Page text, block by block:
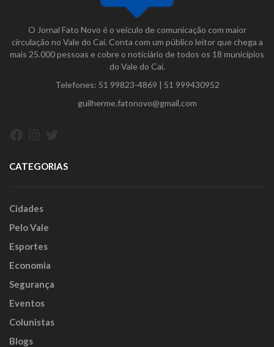
O Jornal Fato Novo é o veículo de comunicação com maior
circulação no Vale do Caí. Conta com um público leitor que chega a
mais 25.000 pessoas e cobre o noticiário de todos os 18 municípios
do Vale do Caí.
Telefones: 51 99823-4869 | 51 999430952
guilherme.fatonovo@gmail.com
CATEGORIAS
Cidades
Pelo Vale
Esportes
Economia
Segurança
Eventos
Colunistas
Blogs